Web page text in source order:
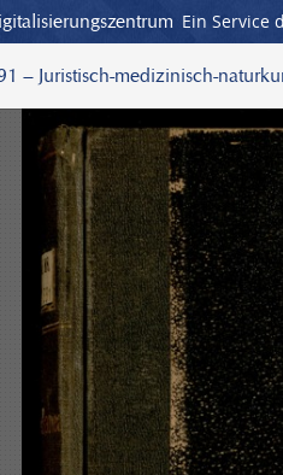
Ein Service
– Juristisch-medizinisch-